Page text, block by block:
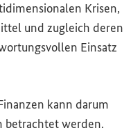
Krisen,
und zugleich deren
Einsatz
kann darum
betrachtet werden.